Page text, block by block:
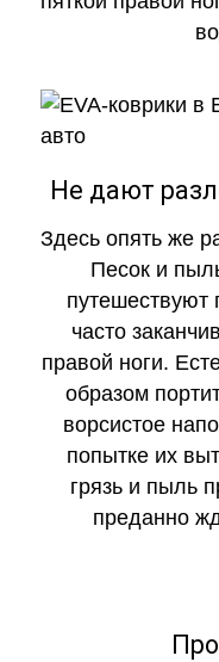
Не дают
Здесь опять же
Песок и
путешествуют
часто
правой ноги.
образом
ворсистое
попытке их
грязь и пыль
преданно